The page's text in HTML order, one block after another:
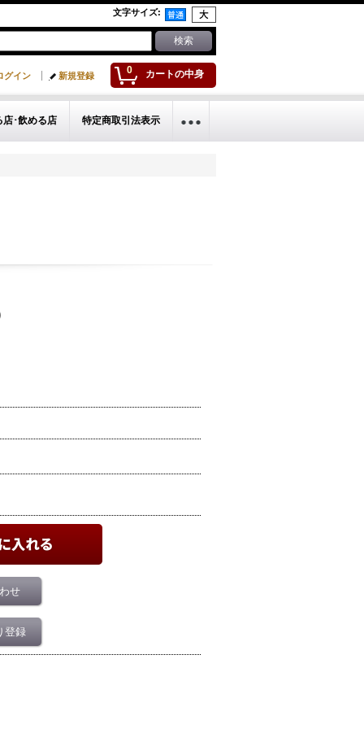
文字サイズ:
0 カートの中身
グイン 新規登録
店･飲める店 特定商取引法表示
せ
登録